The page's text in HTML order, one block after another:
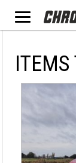
ITEMS